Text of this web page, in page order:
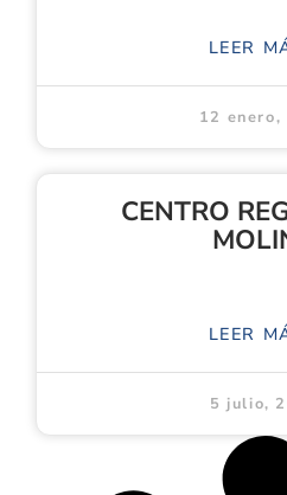
LEER
12 enero,
CENTRO
LEER
5 julio,